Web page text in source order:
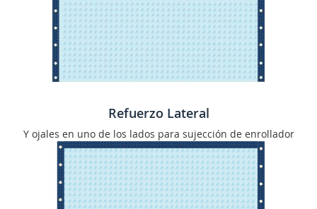
Refuerzo Lateral
Y ojales en uno de los lados para sujección de enrollador